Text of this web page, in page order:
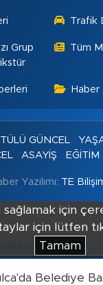
Trafik
Grup
Tüm
Haber
GÜNCEL
ASAYİŞ EĞİTİM
Yazılımı: TE
sağlamak için
için lütfen
Tamam
Belediye